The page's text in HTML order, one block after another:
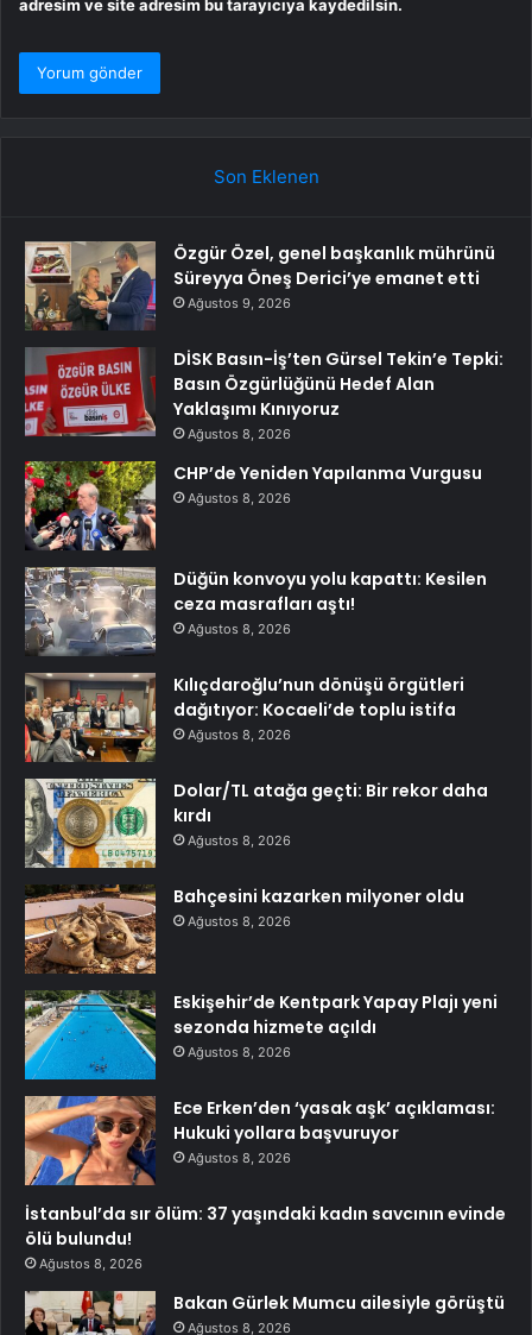
adresim ve site adresim bu tarayıcıya kaydedilsin.
Son Eklenen
Özgür Özel, genel başkanlık mührünü
Süreyya Öneş Derici’ye emanet etti
Ağustos 9, 2026
DİSK Basın-İş’ten Gürsel Tekin’e Tepki:
Basın Özgürlüğünü Hedef Alan
Yaklaşımı Kınıyoruz
Ağustos 8, 2026
CHP’de Yeniden Yapılanma Vurgusu
Ağustos 8, 2026
Düğün konvoyu yolu kapattı: Kesilen
ceza masrafları aştı!
Ağustos 8, 2026
Kılıçdaroğlu’nun dönüşü örgütleri
dağıtıyor: Kocaeli’de toplu istifa
Ağustos 8, 2026
Dolar/TL atağa geçti: Bir rekor daha
kırdı
Ağustos 8, 2026
Bahçesini kazarken milyoner oldu
Ağustos 8, 2026
Eskişehir’de Kentpark Yapay Plajı yeni
sezonda hizmete açıldı
Ağustos 8, 2026
Ece Erken’den ‘yasak aşk’ açıklaması:
Hukuki yollara başvuruyor
Ağustos 8, 2026
İstanbul’da sır ölüm: 37 yaşındaki kadın savcının evinde
ölü bulundu!
Ağustos 8, 2026
Bakan Gürlek Mumcu ailesiyle görüştü
Ağustos 8, 2026